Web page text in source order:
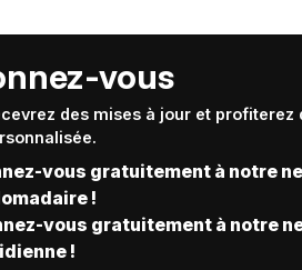
vous
des mises à jour et profiterez
vous gratuitement à notre
!
vous gratuitement à notre
!